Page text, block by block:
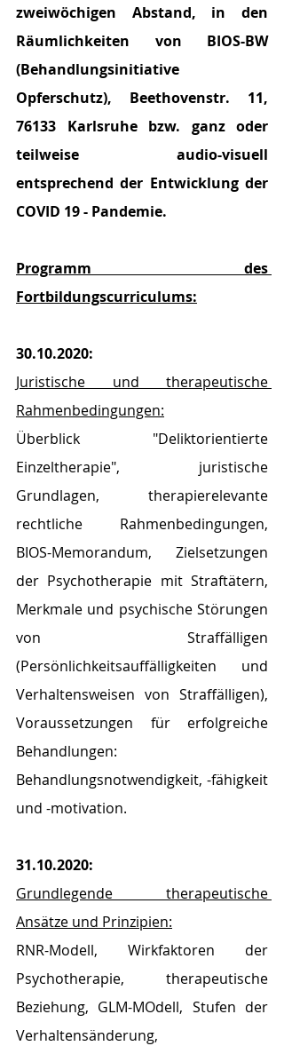
zweiwöchigen Abstand, in den
Räumlichkeiten von BIOS-BW
(Behandlungsinitiative
Opferschutz), Beethovenstr. 11,
76133 Karlsruhe bzw. ganz oder
teilweise audio-visuell
entsprechend der Entwicklung der
COVID 19 - Pandemie.
Programm des
Fortbildungscurriculums:
30.10.2020:
Juristische und therapeutische
Rahmenbedingungen:
Überblick "Deliktorientierte
Einzeltherapie", juristische
Grundlagen, therapierelevante
rechtliche Rahmenbedingungen,
BIOS-Memorandum, Zielsetzungen
der Psychotherapie mit Straftätern,
Merkmale und psychische Störungen
von Straffälligen
(Persönlichkeitsauffälligkeiten und
Verhaltensweisen von Straffälligen),
Voraussetzungen für erfolgreiche
Behandlungen:
Behandlungsnotwendigkeit, -fähigkeit
und -motivation.
31.10.2020:
Grundlegende therapeutische
Ansätze und Prinzipien:
RNR-Modell, Wirkfaktoren der
Psychotherapie, therapeutische
Beziehung, GLM-MOdell, Stufen der
Verhaltensänderung,